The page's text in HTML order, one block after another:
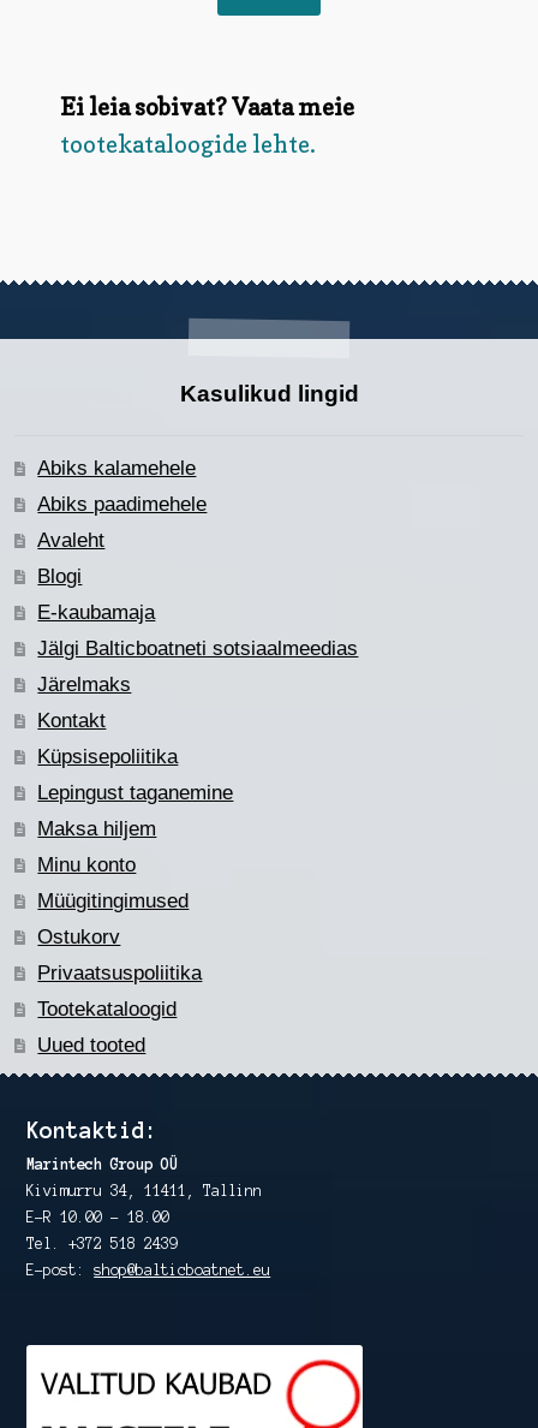
Ei leia sobivat? Vaata meie
tootekataloogide lehte.
Kasulikud lingid
Abiks kalamehele
Abiks paadimehele
Avaleht
Blogi
E-kaubamaja
Jälgi Balticboatneti sotsiaalmeedias
Järelmaks
Kontakt
Küpsisepoliitika
Lepingust taganemine
Maksa hiljem
Minu konto
Müügitingimused
Ostukorv
Privaatsuspoliitika
Tootekataloogid
Uued tooted
Kontaktid:
Marintech Group OÜ
Kivimurru 34, 11411, Tallinn
E-R 10.00 – 18.00
Tel. +372 518 2439
E-post:shop@balticboatnet.eu